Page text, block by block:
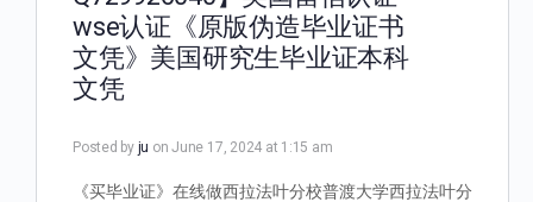
wse认证《原版伪造毕业证书
文凭》美国研究生毕业证本科
文凭
Posted by ju on June 17, 2024 at 1:15 am
《买毕业证》在线做西拉法叶分校普渡大学西拉法叶分